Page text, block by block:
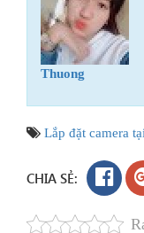
Thuong
Lắp đặt camera
CHIA SẺ: